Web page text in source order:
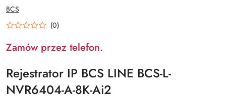
NAZWA
PRODUCENTA:
BCS
(0)
Zamów przez telefon.
Rejestrator IP BCS LINE BCS-L-
NVR6404-A-8K-Ai2